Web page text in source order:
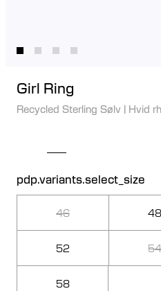
Girl Ring
Recycled Sterling Sølv | Hvid
pdp.variants.select_size
46 48
52
58